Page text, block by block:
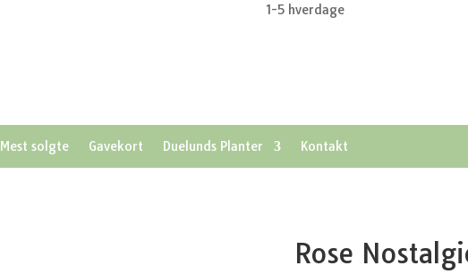
1-5 hverdage
Mest solgte Gavekort Duelunds Planter Kontakt
Rose